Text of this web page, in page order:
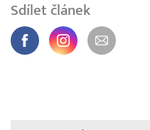
Sdílet článek